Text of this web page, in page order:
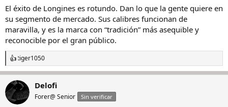
El éxito de Longines es rotundo. Dan lo que la gente quiere en
su segmento de mercado. Sus calibres funcionan de
maravilla, y es la marca con “tradición” más asequible y
reconocible por el gran público.
R
e
a
c
c
i
tiger1050
Delofi
Forer@ Senior Sin verificar